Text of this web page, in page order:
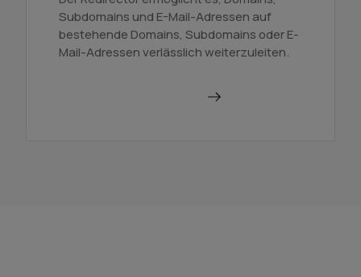
Subdomains und E-Mail-Adressen auf
bestehende Domains, Subdomains oder E-
Mail-Adressen verlässlich weiterzuleiten.